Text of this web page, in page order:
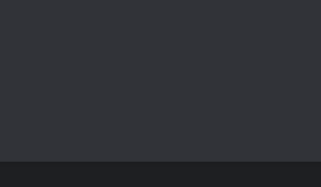
permitindo interações com
e ramificações do enredo. Com três
a jogabilidade vai de padrões
Os elementos adultos se integram